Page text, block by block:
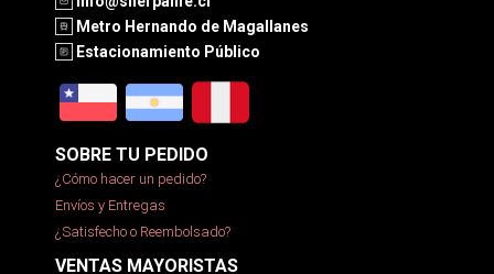
Metro Hernando de Magallanes
Estacionamiento Público
SOBRE TU PEDIDO
¿Cómo hacer un pedido?
Envíos y Entregas
¿Satisfecho o Reembolsado?
VENTAS MAYORISTAS